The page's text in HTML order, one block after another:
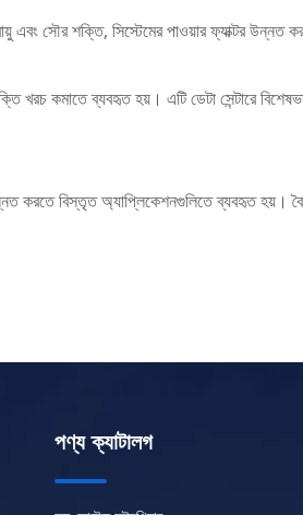
সৌর শক্তি, সিস্টেমের পাওয়ার ফ্যাক্টর উন্নত
খরচ কমাতে ব্যবহৃত হয়। এটি ডেটা সেন্টারে
করতে বিস্তৃত অ্যাপ্লিকেশনগুলিতে ব্যবহৃত হয়।
পণ্য ক্যাটালগ